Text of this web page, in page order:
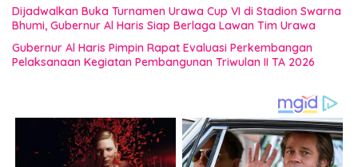
Dijadwalkan Buka Turnamen Urawa Cup VI di Stadion Swarna
Bhumi, Gubernur Al Haris Siap Berlaga Lawan Tim Urawa
Gubernur Al Haris Pimpin Rapat Evaluasi Perkembangan
Pelaksanaan Kegiatan Pembangunan Triwulan II TA 2026